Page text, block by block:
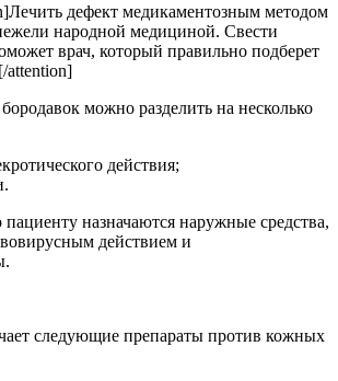
дефект медикаментозным методом
народной медициной. Свести
врач, который правильно подберет
attention]
можно разделить на несколько
действия;
назначаются наружные средства,
действием и
следующие препараты против кожных